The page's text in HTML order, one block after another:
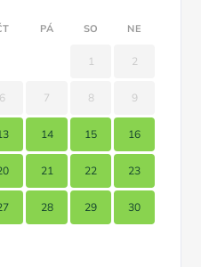
PÁ SO NE
1 2
6 7 8 9
14 15 16
21 22 23
28 29 30